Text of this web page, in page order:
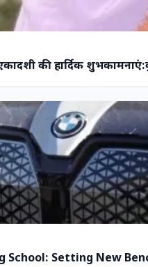
की हार्दिक
School: Setting New